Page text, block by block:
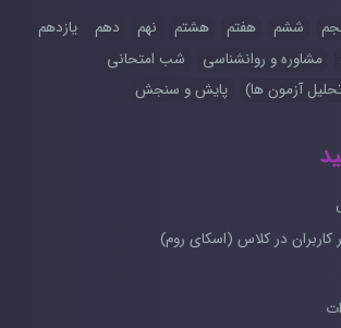
ششم هفتم هشتم نهم دهم
یازدهم
مشاوره و روانشناسی
شب امتحانی
آزمون ها)
پایش و سنجش
کاربران در کلاس (اسکای روم)